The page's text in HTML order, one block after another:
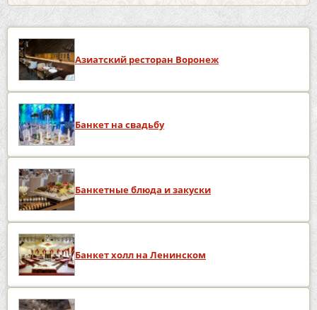
Азиатский ресторан Воронеж
Банкет на свадьбу
Банкетные блюда и закуски
Банкет холл на Ленинском